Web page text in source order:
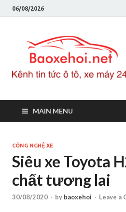
06/08/2026
MAIN MENU
CÔNG NGHỆ XE
Siêu xe Toyota
chất tương lai
30/08/2020 - by baoxehoi - Leave a